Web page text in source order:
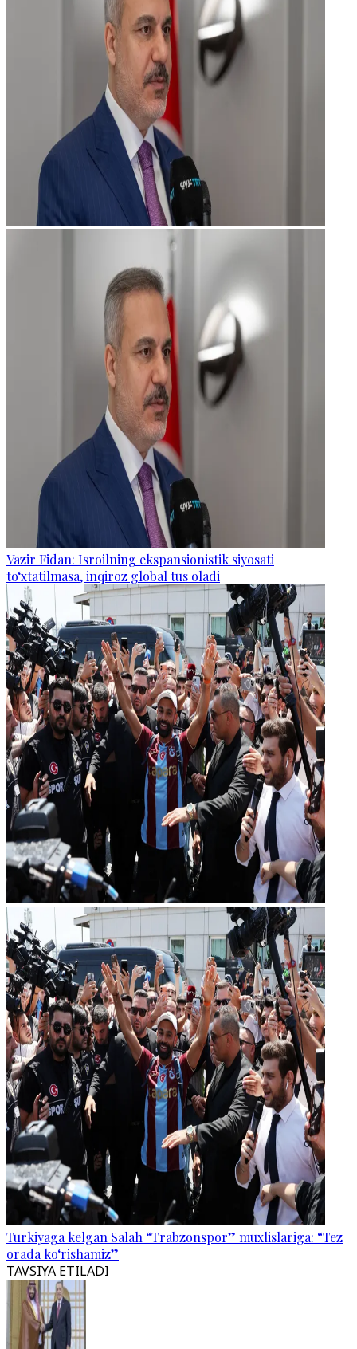
Vazir Fidan: Isroilning ekspansionistik siyosati
to‘xtatilmasa, inqiroz global tus oladi
Turkiyaga kelgan Salah “Trabzonspor” muxlislariga: “Tez
orada ko‘rishamiz”
TAVSIYA ETILADI